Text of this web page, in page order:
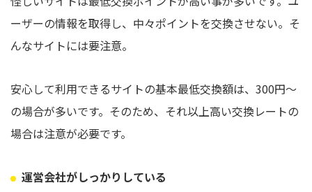
ーザーの情報を取得し、中々ポイントを交換させない。そ
んなサイトには要注意。
安心して利用できるサイトの基本最低交換額は、300円～
の場合が多いです。そのため、それ以上高い交換レートの
場合は注意が必要です。
運営会社がしっかりしている